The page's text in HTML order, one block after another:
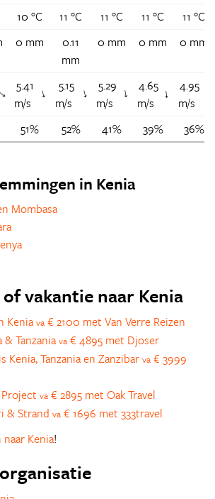
10 °C 11 °C 11 °C 11 °C 11 °C
0 mm
0.11
mm
0 mm 0 mm 0 mm
5.41
m/s
↑
5.15
m/s
↑
5.29
m/s
↑
4.65
m/s
↑
4.95
m/s
51% 52% 41% 39% 36%
in Kenia
Mombasa
vakantie naar Kenia
Kenia va € 2100 met Van Verre Reizen
Tanzania va € 4895 met Djoser
Kenia, Tanzania en Zanzibar va € 3999
Project va € 2895 met Oak Travel
& Strand va € 1696 met 333travel
Kenia!